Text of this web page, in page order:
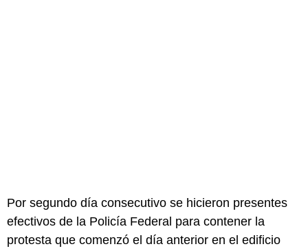
Por segundo día consecutivo se hicieron presentes
efectivos de la Policía Federal para contener la
protesta que comenzó el día anterior en el edificio